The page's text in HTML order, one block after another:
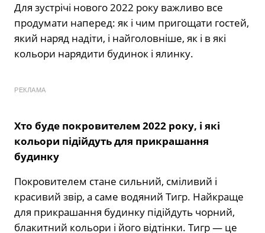
Для зустрічі нового 2022 року важливо все
продумати наперед: як і чим пригощати гостей,
який наряд надіти, і найголовніше, як і в які
кольори нарядити будинок і ялинку.
РЕКЛАМА
Хто буде покровителем 2022 року, і які
кольори підійдуть для прикрашання
будинку
Покровителем стане сильний, сміливий і
красивий звір, а саме водяний Тигр. Найкраще
для прикрашання будинку підійдуть чорний,
блакитний кольори і його відтінки. Тигр — це